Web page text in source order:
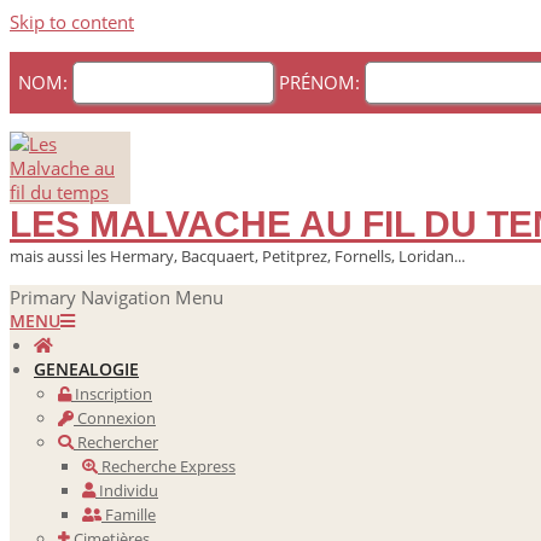
Skip to content
NOM: PRÉNOM:
LES MALVACHE AU FIL DU
mais aussi les Hermary, Bacquaert, Petitprez, Fornells, Loridan...
Primary Navigation Menu
MENU
GENEALOGIE
Inscription
Connexion
Rechercher
Recherche Express
Individu
Famille